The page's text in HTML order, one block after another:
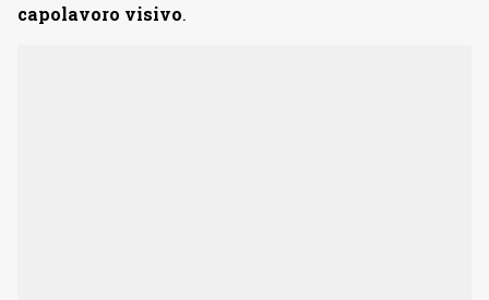
capolavoro visivo.